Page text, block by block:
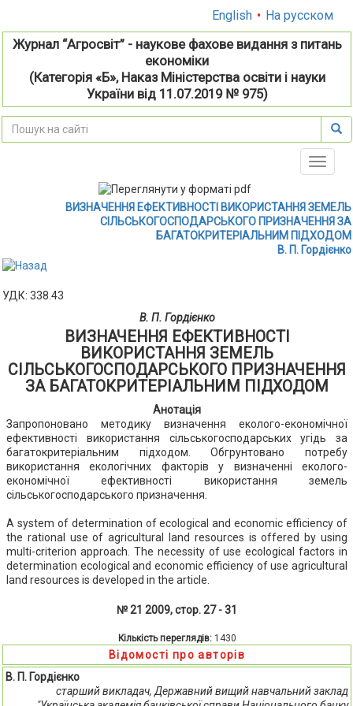
English • На русском
Журнал “Агросвіт” - наукове фахове видання з питань
економіки
(Категорія «Б», Наказ Міністерства освіти і науки
України від 11.07.2019 № 975)
Toggle
ВИЗНАЧЕННЯ ЕФЕКТИВНОСТІ ВИКОРИСТАННЯ ЗЕМЕЛЬ
СІЛЬСЬКОГОСПОДАРСЬКОГО ПРИЗНАЧЕННЯ ЗА
БАГАТОКРИТЕРІАЛЬНИМ ПІДХОДОМ
В. П. Гордієнко
УДК: 338.43
В. П. Гордієнко
ВИЗНАЧЕННЯ ЕФЕКТИВНОСТІ
ВИКОРИСТАННЯ ЗЕМЕЛЬ
СІЛЬСЬКОГОСПОДАРСЬКОГО ПРИЗНАЧЕННЯ
ЗА БАГАТОКРИТЕРІАЛЬНИМ ПІДХОДОМ
Анотація
Запропоновано методику визначення еколого-економічної
ефективності використання сільськогосподарських угідь за
багатокритеріальним підходом. Обгрунтовано потребу
використання екологічних факторів у визначенні еколого-
економічної ефективності використання земель
сільськогосподарського призначення.
A system of determination of ecological and economic efficiency of
the rational use of agricultural land resources is offered by using
multi-criterion approach. The necessity of use ecological factors in
determination ecological and economic efficiency of use agricultural
land resources is developed in the article.
№ 21 2009, стор. 27 - 31
Кількість переглядів: 1430
Відомості про авторів
В. П. Гордієнко
старший викладач, Державний вищий навчальний заклад